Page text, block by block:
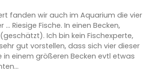
fanden wir auch im Aquarium die vier
... Riesige Fische. In einen Becken,
Ich bin kein Fischexperte,
gut vorstellen, dass sich vier dieser
in einem größeren Becken evtl etwas